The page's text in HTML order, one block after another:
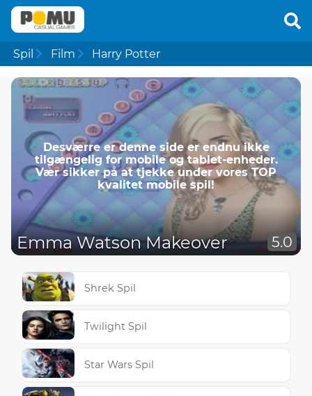
Spil Film Harry Potter
Desværre er denne side er endnu ikke
tilgængelig for mobile og tablet-enheder.
Vær sikker på at tjekke under vores TOP
kvalitet mobile spil!
Emma Watson Makeover 5.0
Shrek Spil
Twilight Spil
Star Wars Spil